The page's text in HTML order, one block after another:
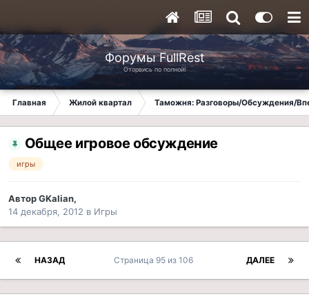
Форумы FullRest
Оторвись по полной!
Главная Жилой квартал Таможня: Разговоры/Обсуждения/
Общее игровое обсуждение
игры
АвторGKalian,
14 декабря, 2012 в Игры
НАЗАД ДАЛЕЕ
Страница 95 из 106